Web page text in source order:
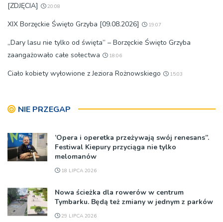
[ZDJĘCIA]
20:08
XIX Borzęckie Święto Grzyba [09.08.2026] 19:07
„Dary lasu nie tylko od święta” – Borzęckie Święto Grzyba
zaangażowało całe sołectwa
18:06
Ciało kobiety wyłowione z Jeziora Rożnowskiego 15:03
NIE PRZEGAP
’Opera i operetka przeżywają swój renesans”.
Festiwal Kiepury przyciąga nie tylko
melomanów
18 LIPCA 2026
Nowa ścieżka dla rowerów w centrum
Tymbarku. Będą też zmiany w jednym z parków
29 LIPCA 2026